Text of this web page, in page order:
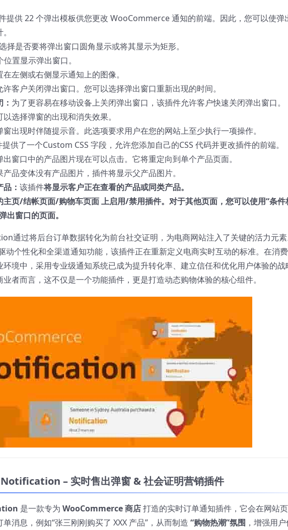
提供 22 个弹出模板供您更改 WooCommerce 通知的前端。因此，您可以使弹
择是否要将弹出窗口圆角显示或将其显示为矩形。
位置显示弹出窗口。
左侧或右侧显示通知上的图像。
许客户关闭弹出窗口。您可以选择弹出窗口重新出现的时间。
为了更容易在移动设备上关闭弹出窗口，该插件允许客户快速关闭弹出窗口。
以选择弹窗的出现和消失效果。
窗出现时伴随提示音。此选项要求用户在您的网站上至少执行一项操作。
供了一个Custom CSS 字段，允许您添加自己的CSS 代码并更改插件的前端。
出窗口中的产品图片现在可以点击。它将重定向到单个产品页面。
产品变体没有产品图片，插件将显示父产品图片。
： 该插件将显示客户正在查看的产品或同类产品。
主页/结帐页面/购物车页面 上启用/禁用插件。对于其他页面，您可以使用“条件
出窗口的页面。
通过将后台订单数据转化为前台社交证明，为电商网站注入了关键的活力元
动个性化和全渠道通知功能，该插件正在重新定义电商实时互动的标准。在消
境中，采用专业级通知系统已成为提升转化率、建立信任和优化用户体验的战
者而言，这不仅是一个功能插件，更是打造动态购物体验的核心组件。
– 实时售出弹窗 & 社会证明营销插件
是一款专为 WooCommerce 商店打造的实时订单通知插件，它会在网站
消息，例如“张三刚刚购买了 XXX 产品”，从而制造 “购物热潮”氛围 ，增强用